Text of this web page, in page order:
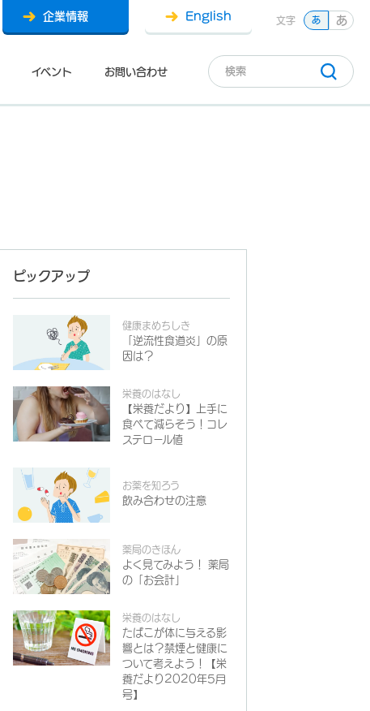
イベント お問い合わせ
企業情報 English 文字 あ あ
ピックアップ
健康まめちしき
「逆流性食道炎」の原
因は？
栄養のはなし
【栄養だより】上手に
食べて減らそう！コレ
ステロール値
お薬を知ろう
飲み合わせの注意
薬局のきほん
よく見てみよう！ 薬局
の「お会計」
栄養のはなし
たばこが体に与える影
響とは？禁煙と健康に
ついて考えよう！【栄
養だより2020年5月
号】